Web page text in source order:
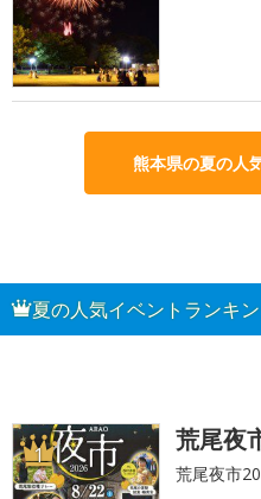
熊本県の夏の人
夏の人気イベントランキン
1 荒尾夜
荒尾夜市